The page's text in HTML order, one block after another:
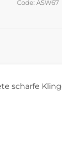
Code: ASW67
scharfe